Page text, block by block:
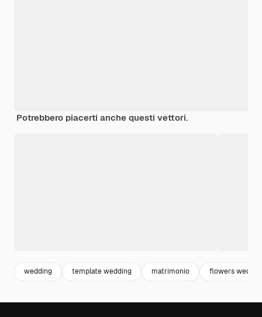
Potrebbero piacerti anche questi vettori.
wedding template wedding matrimonio flowers